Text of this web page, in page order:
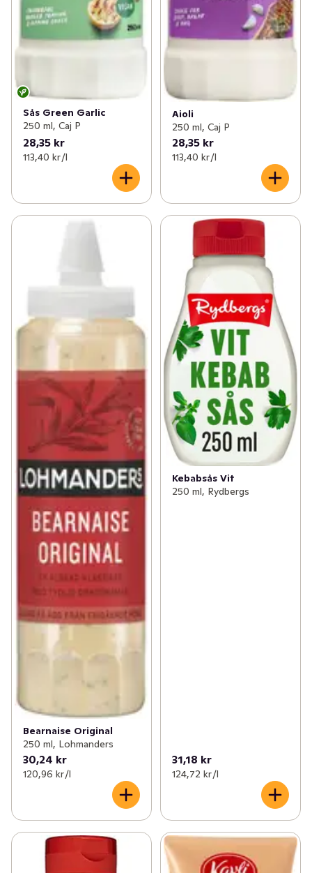
Sås Green Garlic
250 ml, Caj P
28,35 kr
113,40 kr /l
Aioli
250 ml, Caj P
28,35 kr
113,40 kr /l
Bearnaise Original
250 ml, Lohmanders
30,24 kr
120,96 kr /l
Kebabsås Vit
250 ml, Rydbergs
31,18 kr
124,72 kr /l